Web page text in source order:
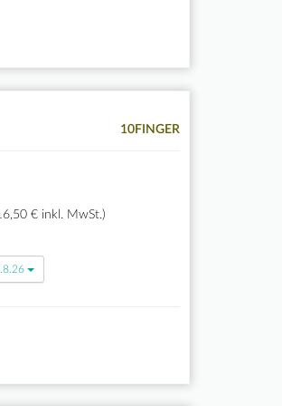
10FINGER
€ inkl. MwSt.)